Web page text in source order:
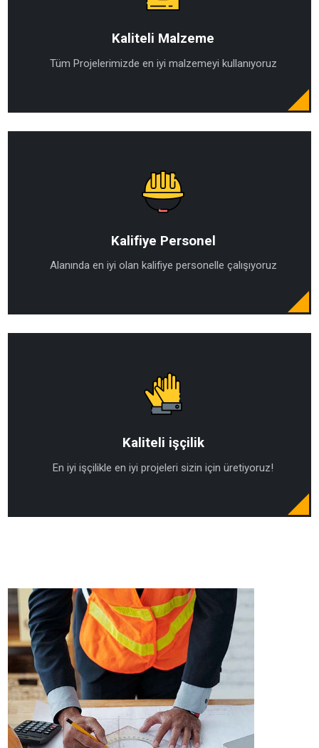
Kaliteli Malzeme
Tüm Projelerimizde en iyi malzemeyi kullanıyoruz
Kalifiye Personel
Alanında en iyi olan kalifiye personelle çalışıyoruz
Kaliteli işçilik
En iyi işçilikle en iyi projeleri sizin için üretiyoruz!